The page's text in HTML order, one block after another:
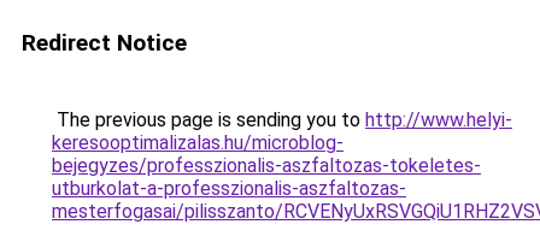
Redirect Notice
The previous page is sending you to http://www.helyi-
keresooptimalizalas.hu/microblog-
bejegyzes/professzionalis-aszfaltozas-tokeletes-
utburkolat-a-professzionalis-aszfaltozas-
mesterfogasai/pilisszanto/